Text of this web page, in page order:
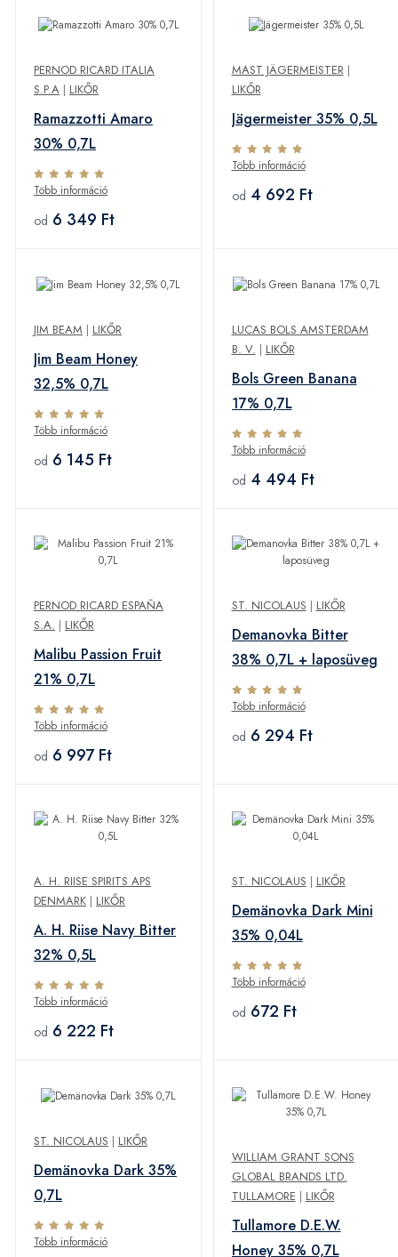
PERNOD RICARD ITALIA
S.P.A | LIKŐR
Ramazzotti Amaro
30% 0,7L
Több információ
od 6 349 Ft
MAST JÄGERMEISTER|
LIKŐR
Jägermeister 35% 0,5L
Több információ
od 4 692 Ft
JIM BEAM | LIKŐR
Jim Beam Honey
32,5% 0,7L
Több információ
od 6 145 Ft
LUCAS BOLS AMSTERDAM
B. V. | LIKŐR
Bols Green Banana
17% 0,7L
Több információ
od 4 494 Ft
PERNOD RICARD ESPAÑA
S.A. | LIKŐR
Malibu Passion Fruit
21% 0,7L
Több információ
od 6 997 Ft
ST. NICOLAUS | LIKŐR
Demanovka Bitter
38% 0,7L + laposüveg
Több információ
od 6 294 Ft
A. H. RIISE SPIRITS APS
DENMARK | LIKŐR
A. H. Riise Navy Bitter
32% 0,5L
Több információ
od 6 222 Ft
ST. NICOLAUS | LIKŐR
Demänovka Dark Mini
35% 0,04L
Több információ
od 672 Ft
ST. NICOLAUS | LIKŐR
Demänovka Dark 35%
0,7L
Több információ
WILLIAM GRANT SONS
GLOBAL BRANDS LTD.
TULLAMORE | LIKŐR
Tullamore D.E.W.
Honey 35% 0,7L